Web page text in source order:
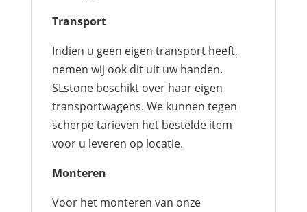
Transport
Indien u geen eigen transport heeft,
nemen wij ook dit uit uw handen.
SLstone beschikt over haar eigen
transportwagens. We kunnen tegen
scherpe tarieven het bestelde item
voor u leveren op locatie.
Monteren
Voor het monteren van onze